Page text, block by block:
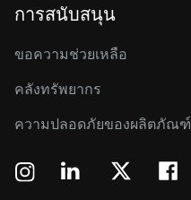
การสนับสนุน
ขอความช่วยเหลือ
คลังทรัพยากร
ความปลอดภัยของผลิตภัณฑ์